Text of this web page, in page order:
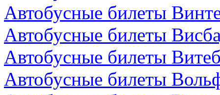
Автобусные билеты
Автобусные билеты
Автобусные билеты
Автобусные билеты